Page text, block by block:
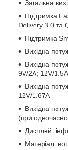
Загальна
Підтримка
Delivery 3.0 та
Підтримка
Вихідна
Вихідна
9V/2A; 12V/1.5A
Вихідна
12V/1.67A
Вихідна
(при
Дисплей:
Матеріал: